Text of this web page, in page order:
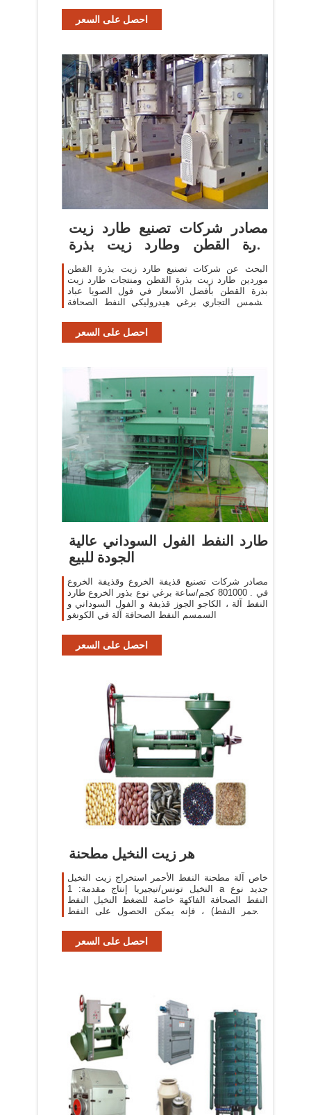
احصل على السعر
مصادر شركات تصنيع طارد زيت
بذرة القطن وطارد زيت بذرة
القطن
البحث عن شركات تصنيع طارد زيت بذرة القطن
موردين طارد زيت بذرة القطن ومنتجات طارد زيت
بذرة القطن بأفضل الأسعار في فول الصويا عباد
الشمس التجاري برغي هيدروليكي النفط الصحافة
احصل على السعر
طارد النفط الفول السوداني عالية
الجودة للبيع
مصادر شركات تصنيع قذيفة الخروع وقذيفة الخروع
في . 801000 كجم/ساعة برغي نوع بذور الخروع طارد
النفط آلة ، الكاجو الجوز قذيفة و الفول السوداني و
السمسم النفط الصحافة آلة في الكونغو
احصل على السعر
هر زيت النخيل مطحنة
خاص آلة مطحنة النفط الأحمر استخراج زيت النخيل
النخيل تونس/نيجيريا إنتاج مقدمة: 1 a جديد نوع
النفط الصحافة الفاكهة خاصة للضغط النخيل النفط
(الأحمر النفط) ، فإنه يمكن الحصول على النفط
احصل على السعر